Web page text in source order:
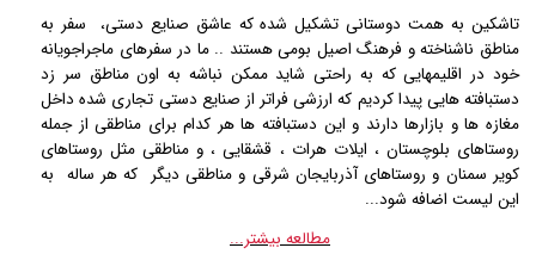
تاشکین به همت دوستانی تشکیل شده که عاشق صنایع دستی، سفر به
مناطق ناشناخته و فرهنگ اصیل بومی هستند .. ما در سفرهای ماجراجویانه
خود در اقلیمهایی که به راحتی شاید ممکن نباشه به اون مناطق سر زد
دستبافته هایی پیدا کردیم که ارزشی فراتر از صنایع دستی تجاری شده داخل
مغازه ها و بازارها دارند و این دستبافته ها هر کدام برای مناطقی از جمله
روستاهای بلوچستان ، ایلات هرات ، قشقایی ، و مناطقی مثل روستاهای
کویر سمنان و روستاهای آذربایجان شرقی و مناطقی دیگر که هر ساله به
این لیست اضافه شود...
مطالعه بیشتر...